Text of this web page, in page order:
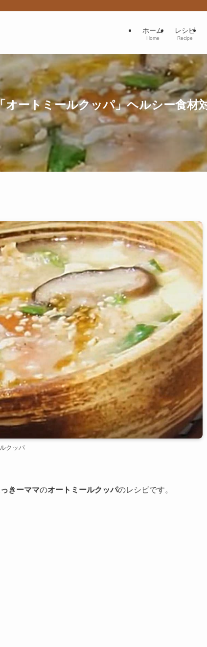
ホーム
Home
レシピ
Recipe
ートミールクッパ」ヘルシー食材
クッパ
きーママのオートミールクッパのレシピです。